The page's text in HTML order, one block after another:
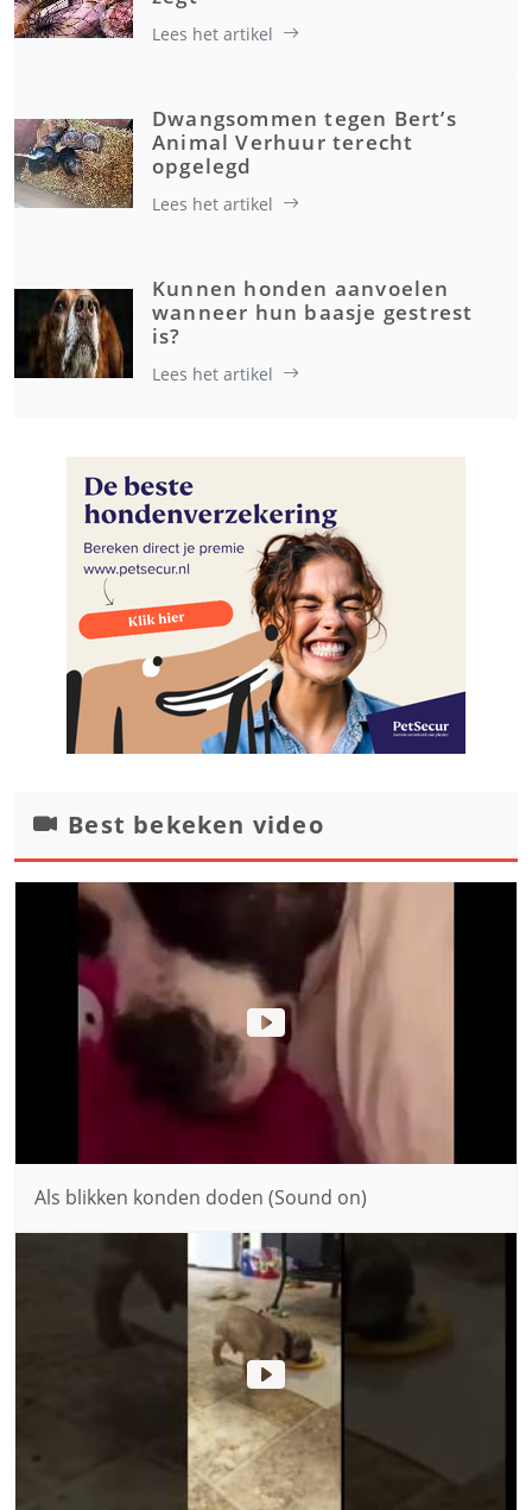
Lees het artikel
Dwangsommen tegen Bert’s
Animal Verhuur terecht
opgelegd
Lees het artikel
Kunnen honden aanvoelen
wanneer hun baasje gestrest
is?
Lees het artikel
Best bekeken video
Als blikken konden doden (Sound on)